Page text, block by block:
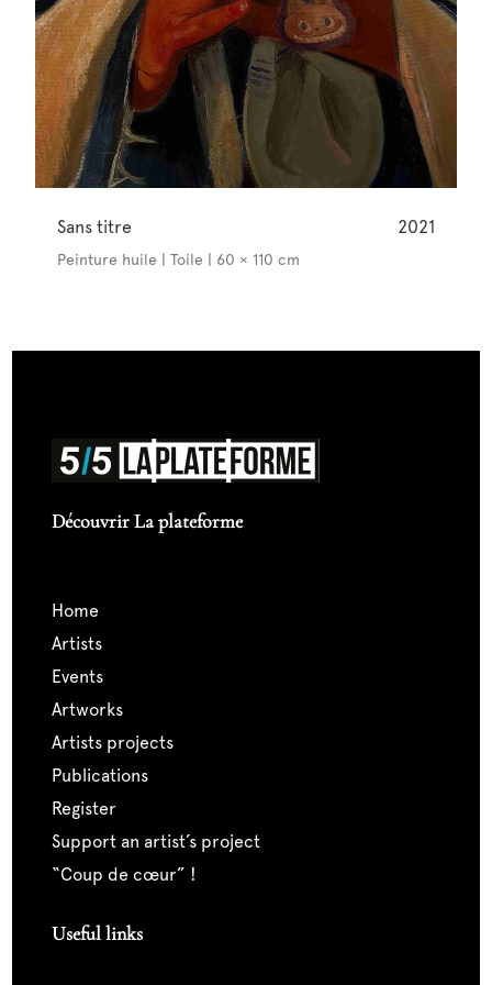
Sans titre 2021
Peinture huile | Toile | 60 × 110 cm
Découvrir La plateforme
home
artists
events
artworks
artists projects
publications
register
support an artist’s project
“coup de cœur” !
Useful links